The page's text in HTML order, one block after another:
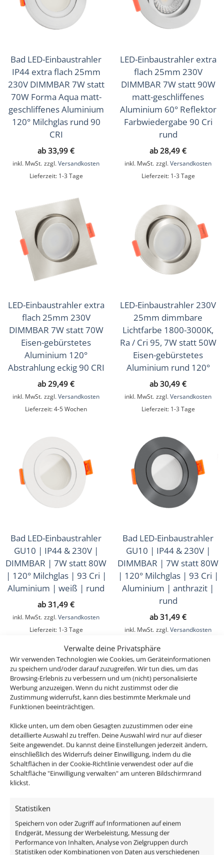
Verwalte deine Privatsphäre
Wir verwenden Technologien wie Cookies, um Geräteinformationen
zu speichern und/oder darauf zuzugreifen. Wir tun dies, um das
Browsing-Erlebnis zu verbessern und um (nicht) personalisierte
Werbung anzuzeigen. Wenn du nicht zustimmst oder die
Zustimmung widerrufst, kann dies bestimmte Merkmale und
Funktionen beeinträchtigen.
Klicke unten, um dem oben Gesagten zuzustimmen oder eine
detaillierte Auswahl zu treffen. Deine Auswahl wird nur auf dieser
Seite angewendet. Du kannst deine Einstellungen jederzeit ändern,
einschließlich des Widerrufs deiner Einwilligung, indem du die
Schaltflächen in der Cookie-Richtlinie verwendest oder auf die
Schaltfläche "Einwilligung verwalten" am unteren Bildschirmrand
klickst.
Statistiken
Speichern von oder Zugriff auf Informationen auf einem
Endgerät, Messung der Werbeleistung, Messung der
Performance von Inhalten, Analyse von Zielgruppen durch
Statistiken oder Kombinationen von Daten aus verschiedenen
Bad LED-Einbaustrahler
IP44 extra flach 25mm
230V DIMMBAR 7W statt
70W Forma Aqua matt-
geschliffenes Aluminium
120° Milchglas rund 90
CRI
ab 33,99 €
inkl. MwSt. zzgl. Versandkosten
Lieferzeit: 1-3 Tage
LED-Einbaustrahler extra
flach 25mm 230V
DIMMBAR 7W statt 90W
matt-geschliffenes
Aluminium 60° Reflektor
Farbwiedergabe 90 Cri
rund
ab 28,49 €
inkl. MwSt. zzgl. Versandkosten
Lieferzeit: 1-3 Tage
LED-Einbaustrahler extra
flach 25mm 230V
DIMMBAR 7W statt 70W
Eisen-gebürstetes
Aluminium 120°
Abstrahlung eckig 90 CRI
ab 29,49 €
inkl. MwSt. zzgl. Versandkosten
Lieferzeit:4-5 Wochen
LED-Einbaustrahler 230V
25mm dimmbare
Lichtfarbe 1800-3000K,
Ra / Cri 95, 7W statt 50W
Eisen-gebürstetes
Aluminium rund 120°
ab 30,49 €
inkl. MwSt. zzgl. Versandkosten
Lieferzeit: 1-3 Tage
Bad LED-Einbaustrahler
GU10 | IP44 & 230V |
DIMMBAR | 7W statt 80W
| 120° Milchglas | 93 Cri |
Aluminium | weiß | rund
ab 31,49 €
inkl. MwSt. zzgl. Versandkosten
Lieferzeit: 1-3 Tage
Bad LED-Einbaustrahler
GU10 | IP44 & 230V |
DIMMBAR | 7W statt 80W
| 120° Milchglas | 93 Cri |
Aluminium | anthrazit |
rund
ab 31,49 €
inkl. MwSt. zzgl. Versandkosten
LED-Einbaustrahler GU10
| 230V | DIMMBAR | 7W
| 93 Cri | Aluminium |
anthrazit | rund
ab26,49€
inkl. MwSt. zzgl.Versandkosten
Bad LED-Einbaustrahler
Forma Aqua weißes
Aluminium 120° Milchglas
rund